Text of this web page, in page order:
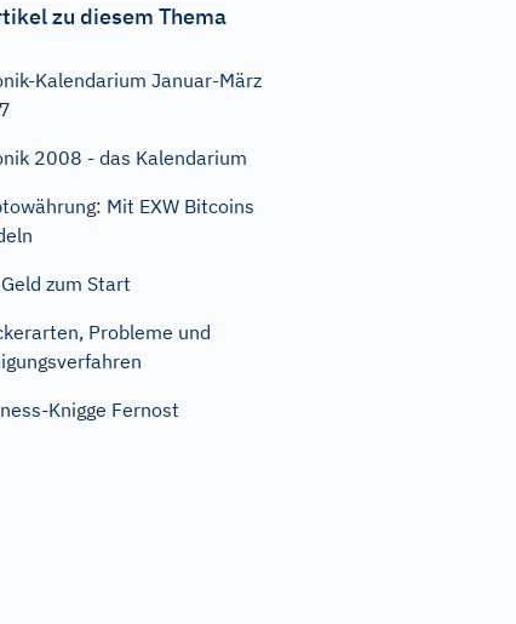
zu diesem Thema
Kalendarium Januar-März
2008 - das Kalendarium
Mit EXW Bitcoins
zum Start
Probleme und
Knigge Fernost